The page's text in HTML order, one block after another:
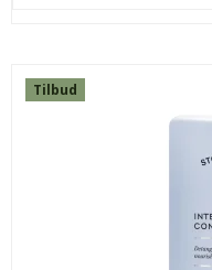
Tilbud